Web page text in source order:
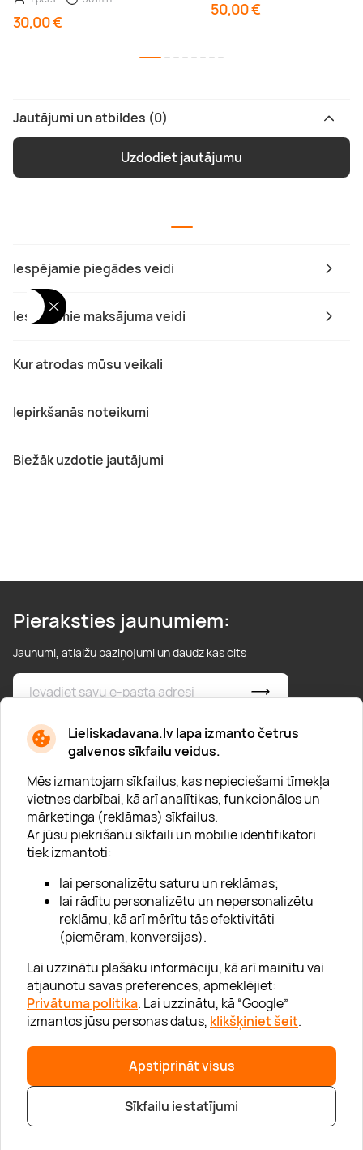
Lieliskadavana.lv lapa izmanto četrus
galvenos sīkfailu veidus.
Mēs izmantojam sīkfailus, kas nepieciešami tīmekļa
vietnes darbībai, kā arī analītikas, funkcionālos un
mārketinga (reklāmas) sīkfailus.
Ar jūsu piekrišanu sīkfaili un mobilie identifikatori
tiek izmantoti:
lai personalizētu saturu un reklāmas;
lai rādītu personalizētu un nepersonalizētu
reklāmu, kā arī mērītu tās efektivitāti
(piemēram, konversijas).
Lai uzzinātu plašāku informāciju, kā arī mainītu vai
atjaunotu savas preferences, apmeklējiet:
Privātuma politika. Lai uzzinātu, kā “Google”
izmantos jūsu personas datus, klikšķiniet šeit.
Apstiprināt visus
Sīkfailu iestatījumi
Iespējamie piegādes veidi
Iespējamie maksājuma veidi
Kur atrodas mūsu veikali
Iepirkšanās noteikumi
Biežāk uzdotie jautājumi
30,00 €
50,00 €
Jautājumi un atbildes (0)
Uzdodiet jautājumu
Pieraksties jaunumiem:
Jaunumi, atlaižu paziņojumi un daudz kas cits
* Esmu iepazinies/usies ar privātuma politiku
Par "Lieliska dāvana"
Uzņēmumiem
Palīdzība
“GERA DOVANA” GRUPA
|info@lieliskadavana.lv |+371 6601 8025